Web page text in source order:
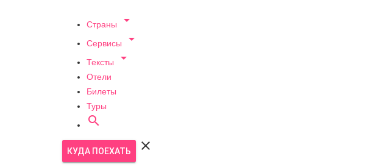
Страны 
Сервисы 
Тексты 
Отели
Билеты
Туры

КУДА ПОЕХАТЬ 